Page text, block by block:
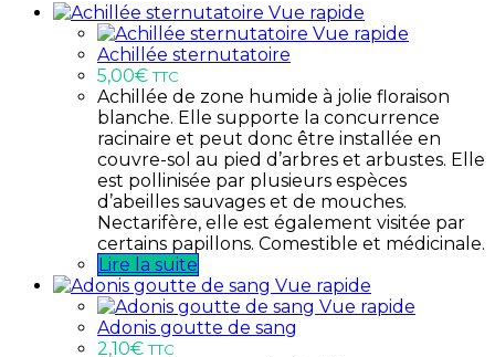
Vue rapide
Vue rapide
Achillée sternutatoire
5,00€ TTC
Achillée de zone humide à jolie floraison
blanche. Elle supporte la concurrence
racinaire et peut donc être installée en
couvre-sol au pied d’arbres et arbustes. Elle
est pollinisée par plusieurs espèces
d’abeilles sauvages et de mouches.
Nectarifère, elle est également visitée par
certains papillons. Comestible et médicinale.
Lire la suite
Vue rapide
Vue rapide
Adonis goutte de sang
2,10€ TTC